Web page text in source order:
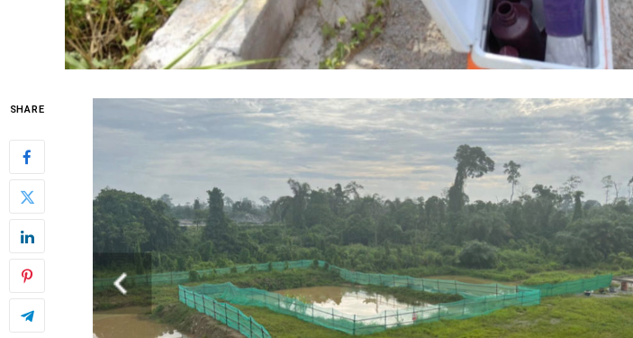
SHARE